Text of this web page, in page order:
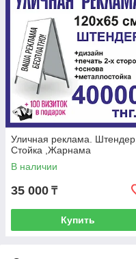
Уличная реклама. Штендер,
Стойка ,Жарнама
В наличии
35 000 ₸
Купить